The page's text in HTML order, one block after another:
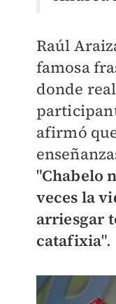
Raúl
famosa
donde
afirmó
"Chabelo
veces la
arriesgar
catafixia".